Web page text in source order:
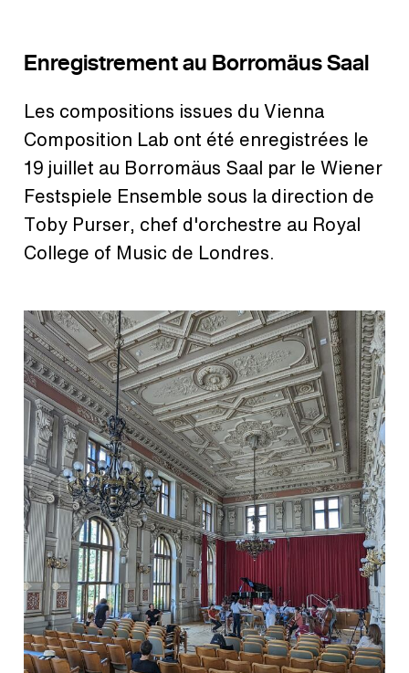
Enregistrement au Borromäus Saal
Les compositions issues du Vienna
Composition Lab ont été enregistrées le
19 juillet au Borromäus Saal par le Wiener
Festspiele Ensemble sous la direction de
Toby Purser, chef d'orchestre au Royal
College of Music de Londres.